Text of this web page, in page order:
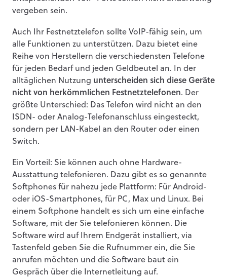
vergeben sein.
Auch Ihr Festnetztelefon sollte VoIP-fähig sein, um
alle Funktionen zu unterstützen. Dazu bietet eine
Reihe von Herstellern die verschiedensten Telefone
für jeden Bedarf und jeden Geldbeutel an. In der
alltäglichen Nutzung unterscheiden sich diese Geräte
nicht von herkömmlichen Festnetztelefonen. Der
größte Unterschied: Das Telefon wird nicht an den
ISDN- oder Analog-Telefonanschluss eingesteckt,
sondern per LAN-Kabel an den Router oder einen
Switch.
Ein Vorteil: Sie können auch ohne Hardware-
Ausstattung telefonieren. Dazu gibt es so genannte
Softphones für nahezu jede Plattform: Für Android-
oder iOS-Smartphones, für PC, Max und Linux. Bei
einem Softphone handelt es sich um eine einfache
Software, mit der Sie telefonieren können. Die
Software wird auf Ihrem Endgerät installiert, via
Tastenfeld geben Sie die Rufnummer ein, die Sie
anrufen möchten und die Software baut ein
Gespräch über die Internetleitung auf.